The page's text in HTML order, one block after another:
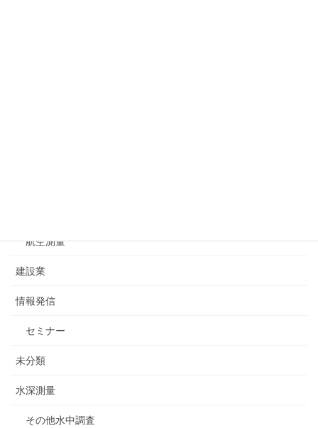
航空測量
建設業
情報発信
セミナー
未分類
水深測量
その他水中調査